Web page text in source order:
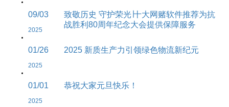
09/03
2025
致敬历史 守护荣光∣十大网赌软件推荐为抗
战胜利80周年纪念大会提供保障服务
01/26
2025
2025 新质生产力引领绿色物流新纪元
01/01
2025
恭祝大家元旦快乐！